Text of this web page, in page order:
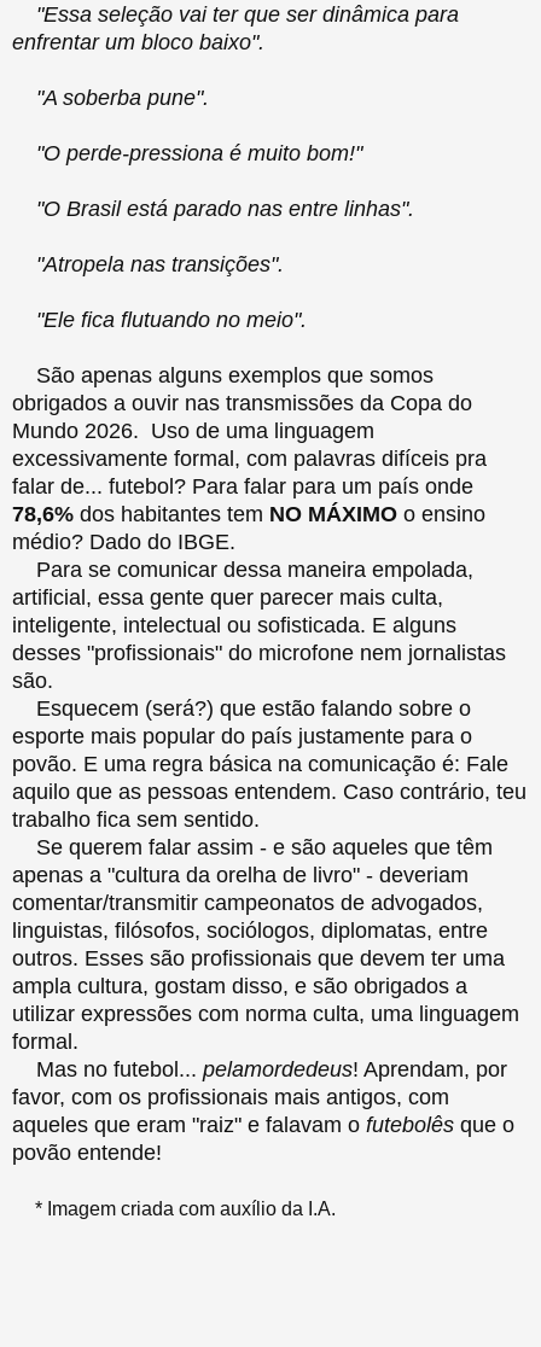
"Essa seleção vai ter que ser dinâmica para
enfrentar um bloco baixo".
"A soberba pune".
"O perde-pressiona é muito bom!"
"O Brasil está parado nas entre linhas".
"Atropela nas transições".
"Ele fica flutuando no meio".
São apenas alguns exemplos que somos
obrigados a ouvir nas transmissões da Copa do
Mundo 2026. Uso de uma linguagem
excessivamente formal, com palavras difíceis pra
falar de... futebol? Para falar para um país onde
78,6% dos habitantes tem NO MÁXIMO o ensino
médio? Dado do IBGE.
Para se comunicar dessa maneira empolada,
artificial, essa gente quer parecer mais culta,
inteligente, intelectual ou sofisticada. E alguns
desses "profissionais" do microfone nem jornalistas
são.
Esquecem (será?) que estão falando sobre o
esporte mais popular do país justamente para o
povão. E uma regra básica na comunicação é: Fale
aquilo que as pessoas entendem. Caso contrário, teu
trabalho fica sem sentido.
Se querem falar assim - e são aqueles que têm
apenas a "cultura da orelha de livro" - deveriam
comentar/transmitir campeonatos de advogados,
linguistas, filósofos, sociólogos, diplomatas, entre
outros. Esses são profissionais que devem ter uma
ampla cultura, gostam disso, e são obrigados a
utilizar expressões com norma culta, uma linguagem
formal.
Mas no futebol... pelamordedeus! Aprendam, por
favor, com os profissionais mais antigos, com
aqueles que eram "raiz" e falavam o futebolês que o
povão entende!
* Imagem criada com auxílio da I.A.